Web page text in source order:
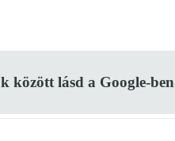
között lásd a Google-ben